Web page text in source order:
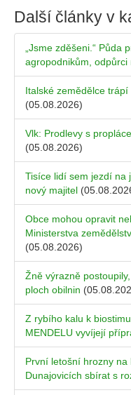
Další články v
„Jsme zděšeni.“ Půda
agropodnikům, odpůrci
Italské zemědělce
(05.08.2026)
Vlk: Prodlevy s
(05.08.2026)
Tisíce lidí sem jezdí na
nový majitel
Obce mohou opravit
Ministerstva
(05.08.2026)
Žně výrazně
ploch obilnin
Z rybího kalu k
MENDELU vyvíjejí
První letošní hrozny
Dunajovicích sbírat s